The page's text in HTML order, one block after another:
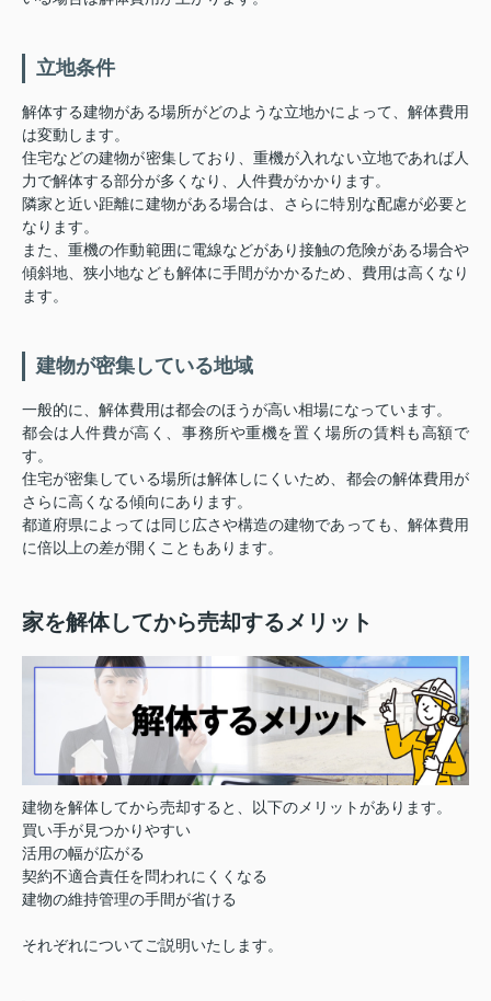
立地条件
解体する建物がある場所がどのような立地かによって、解体費用
は変動します。
住宅などの建物が密集しており、重機が入れない立地であれば人
力で解体する部分が多くなり、人件費がかかります。
隣家と近い距離に建物がある場合は、さらに特別な配慮が必要と
なります。
また、重機の作動範囲に電線などがあり接触の危険がある場合や
傾斜地、狭小地なども解体に手間がかかるため、費用は高くなり
ます。
建物が密集している地域
一般的に、解体費用は都会のほうが高い相場になっています。
都会は人件費が高く、事務所や重機を置く場所の賃料も高額で
す。
住宅が密集している場所は解体しにくいため、都会の解体費用が
さらに高くなる傾向にあります。
都道府県によっては同じ広さや構造の建物であっても、解体費用
に倍以上の差が開くこともあります。
家を解体してから売却するメリット
建物を解体してから売却すると、以下のメリットがあります。
買い手が見つかりやすい
活用の幅が広がる
契約不適合責任を問われにくくなる
建物の維持管理の手間が省ける
それぞれについてご説明いたします。